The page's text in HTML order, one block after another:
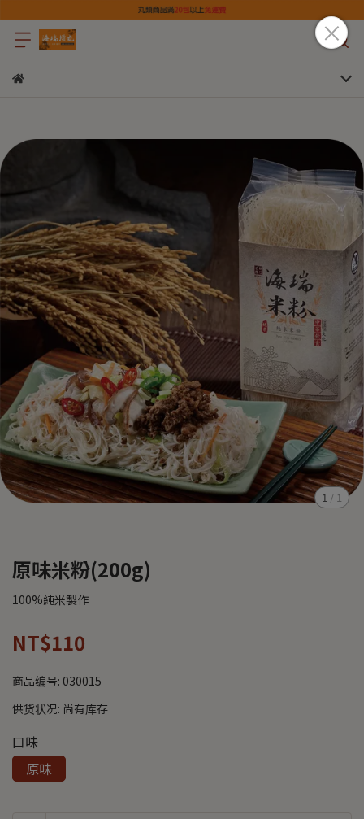
1 / 1
原味米粉(200g)
100%純米製作
NT$110
商品编号: 030015
供货状况: 尚有库存
口味
原味